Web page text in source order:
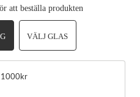
att beställa produkten
VÄLJ GLAS